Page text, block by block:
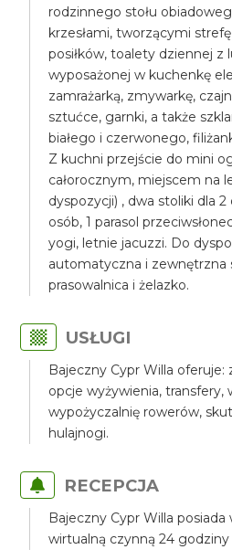
rodzinnego stołu
krzesłami, tworzącymi
posiłków, toalety dziennej z
wyposażonej w kuchenkę
zamrażarką, zmywarkę,
sztućce, garnki, a także
białego i czerwonego,
Z kuchni przejście do mini
całorocznym, miejscem na
dyspozycji) , dwa stoliki dla
osób, 1 parasol
yogi, letnie jacuzzi. Do
automatyczna i zewnętrzna
prasowalnica i żelazko.
USŁUGI
Bajeczny Cypr Willa
opcje wyżywienia,
wypożyczalnię rowerów,
hulajnogi.
RECEPCJA
Bajeczny Cypr Willa posiada
wirtualną czynną 24 godziny